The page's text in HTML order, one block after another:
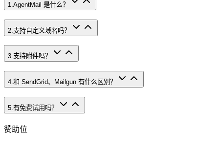
1 AgentMail 是什么？
2 支持自定义域名吗？
3.支持附件吗？
4.和 SendGrid、Mailgun 有什么区别？
5 有免费试用吗？
赞助位